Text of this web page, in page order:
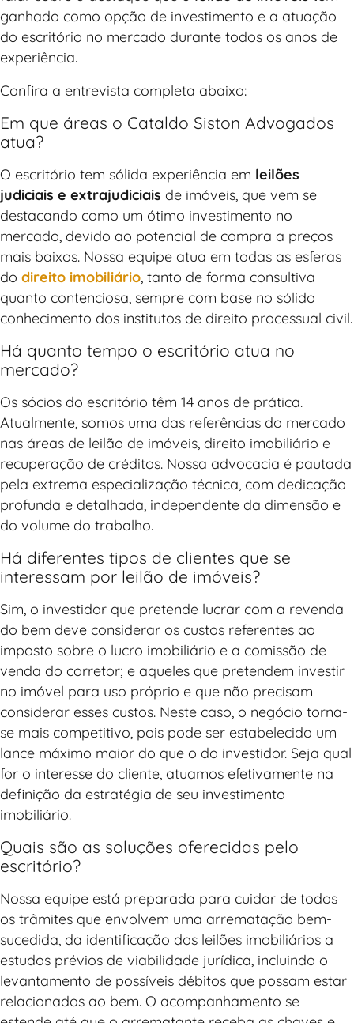
ganhado como opção de investimento e a atuação
do escritório no mercado durante todos os anos de
experiência.
Confira a entrevista completa abaixo:
Em que áreas o Cataldo Siston Advogados
atua?
O escritório tem sólida experiência em leilões
judiciais e extrajudiciais de imóveis, que vem se
destacando como um ótimo investimento no
mercado, devido ao potencial de compra a preços
mais baixos. Nossa equipe atua em todas as esferas
do direito imobiliário , tanto de forma consultiva
quanto contenciosa, sempre com base no sólido
conhecimento dos institutos de direito processual civil.
Há quanto tempo o escritório atua no
mercado?
Os sócios do escritório têm 14 anos de prática.
Atualmente, somos uma das referências do mercado
nas áreas de leilão de imóveis, direito imobiliário e
recuperação de créditos. Nossa advocacia é pautada
pela extrema especialização técnica, com dedicação
profunda e detalhada, independente da dimensão e
do volume do trabalho.
Há diferentes tipos de clientes que se
interessam por leilão de imóveis?
Sim, o investidor que pretende lucrar com a revenda
do bem deve considerar os custos referentes ao
imposto sobre o lucro imobiliário e a comissão de
venda do corretor; e aqueles que pretendem investir
no imóvel para uso próprio e que não precisam
considerar esses custos. Neste caso, o negócio torna-
se mais competitivo, pois pode ser estabelecido um
lance máximo maior do que o do investidor. Seja qual
for o interesse do cliente, atuamos efetivamente na
definição da estratégia de seu investimento
imobiliário.
Quais são as soluções oferecidas pelo
escritório?
Nossa equipe está preparada para cuidar de todos
os trâmites que envolvem uma arrematação bem-
sucedida, da identificação dos leilões imobiliários a
estudos prévios de viabilidade jurídica, incluindo o
levantamento de possíveis débitos que possam estar
relacionados ao bem. O acompanhamento se